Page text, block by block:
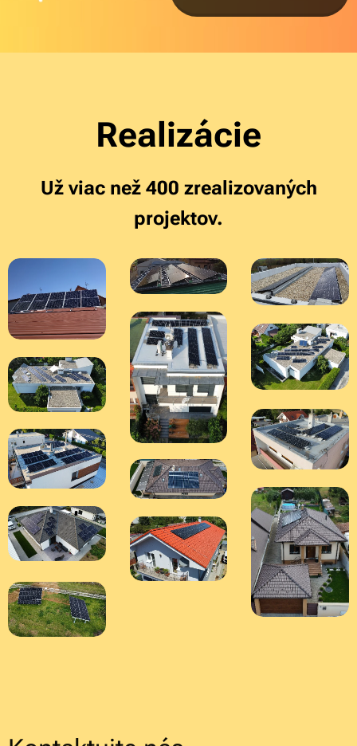
Realizácie
Už viac než 400 zrealizovaných
projektov.